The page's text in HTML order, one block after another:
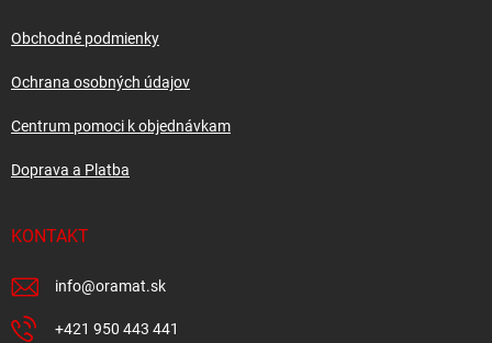
Obchodné podmienky
Ochrana osobných údajov
Centrum pomoci k objednávkam
Doprava a Platba
KONTAKT
info@oramat.sk
+421 950 443 441